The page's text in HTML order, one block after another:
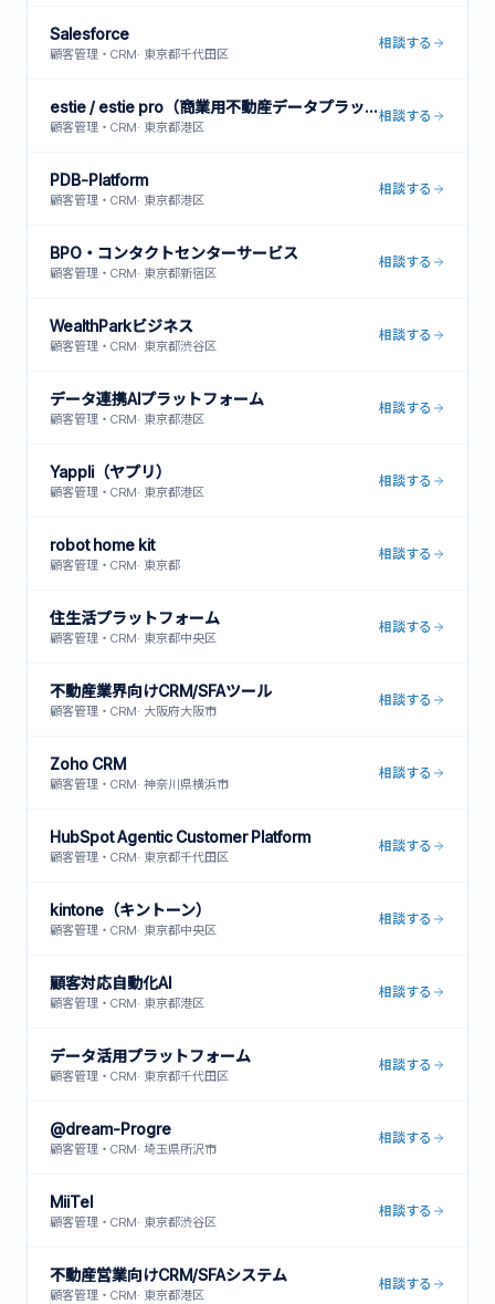
Salesforce
顧客管理・CRM· 東京都千代田区
相談する
estie / estie pro（商業用不動産データプラットフォーム）
顧客管理・CRM· 東京都港区
相談する
PDB-Platform
顧客管理・CRM· 東京都港区
相談する
BPO・コンタクトセンターサービス
顧客管理・CRM· 東京都新宿区
相談する
WealthParkビジネス
顧客管理・CRM· 東京都渋谷区
相談する
データ連携AIプラットフォーム
顧客管理・CRM· 東京都港区
相談する
Yappli（ヤプリ）
顧客管理・CRM· 東京都港区
相談する
robot home kit
顧客管理・CRM· 東京都
相談する
住生活プラットフォーム
顧客管理・CRM· 東京都中央区
相談する
不動産業界向けCRM/SFAツール
顧客管理・CRM· 大阪府大阪市
相談する
Zoho CRM
顧客管理・CRM· 神奈川県横浜市
相談する
HubSpot Agentic Customer Platform
顧客管理・CRM· 東京都千代田区
相談する
kintone（キントーン）
顧客管理・CRM· 東京都中央区
相談する
顧客対応自動化AI
顧客管理・CRM· 東京都港区
相談する
データ活用プラットフォーム
顧客管理・CRM· 東京都千代田区
相談する
@dream-Progre
顧客管理・CRM· 埼玉県所沢市
相談する
MiiTel
顧客管理・CRM· 東京都渋谷区
相談する
不動産営業向けCRM/SFAシステム
顧客管理・CRM· 東京都港区
相談する